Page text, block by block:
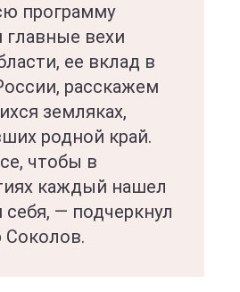
программу
главные вехи
ее вклад в
расскажем
земляках,
родной край.
чтобы в
каждый нашел
себя, — подчеркнул
Соколов.